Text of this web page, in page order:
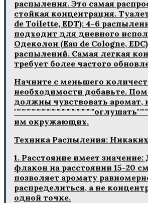
распыления. Это самая
стойкая концентрация.
de Toilette, EDT): 4-6
подходит для дневного
Одеколон (Eau de Cologne,
распылений. Самая легкая
требует более частого
Начните с меньшего
необходимости добавьте.
должны чувствовать
им окружающих.
Техника Распыления:
1. Расстояние имеет
флакон на расстоянии 15-20
позволяет аромату
распределиться, а не
одной точке.